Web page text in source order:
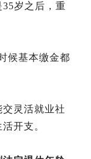
岁之后，重
候基本缴金都
灵活就业社
开支。